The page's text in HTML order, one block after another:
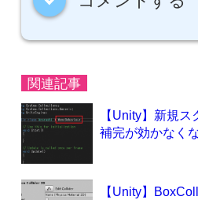
関連記事
【Unity】新規
補完が効かなく
【Unity】